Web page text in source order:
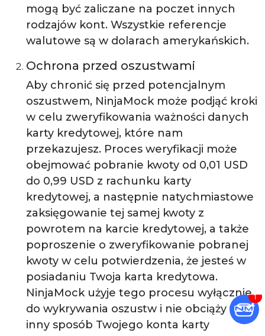
mogą być zaliczane na poczet innych
rodzajów kont. Wszystkie referencje
walutowe są w dolarach amerykańskich.
Ochrona przed oszustwami
Aby chronić się przed potencjalnym
oszustwem, NinjaMock może podjąć kroki
w celu zweryfikowania ważności danych
karty kredytowej, które nam
przekazujesz. Proces weryfikacji może
obejmować pobranie kwoty od 0,01 USD
do 0,99 USD z rachunku karty
kredytowej, a następnie natychmiastowe
zaksięgowanie tej samej kwoty z
powrotem na karcie kredytowej, a także
poproszenie o zweryfikowanie pobranej
kwoty w celu potwierdzenia, że jesteś w
posiadaniu Twoja karta kredytowa.
NinjaMock użyje tego procesu wyłącznie
do wykrywania oszustw i nie obciąży w
inny sposób Twojego konta karty